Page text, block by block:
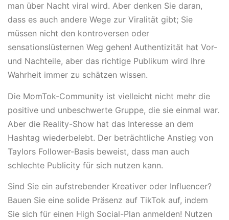
man über Nacht viral wird. Aber denken Sie daran,
dass es auch andere Wege zur Viralität gibt; Sie
müssen nicht den kontroversen oder
sensationslüsternen Weg gehen! Authentizität hat Vor-
und Nachteile, aber das richtige Publikum wird Ihre
Wahrheit immer zu schätzen wissen.
Die MomTok-Community ist vielleicht nicht mehr die
positive und unbeschwerte Gruppe, die sie einmal war.
Aber die Reality-Show hat das Interesse an dem
Hashtag wiederbelebt. Der beträchtliche Anstieg von
Taylors Follower-Basis beweist, dass man auch
schlechte Publicity für sich nutzen kann.
Sind Sie ein aufstrebender Kreativer oder Influencer?
Bauen Sie eine solide Präsenz auf TikTok auf, indem
Sie sich für einen High Social-Plan anmelden! Nutzen